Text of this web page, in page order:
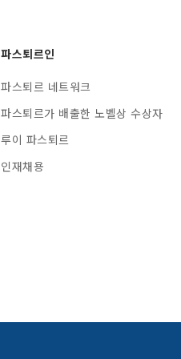
파스퇴르인
파스퇴르 네트워크
파스퇴르가 배출한 노벨상 수상자
루이 파스퇴르
인재채용